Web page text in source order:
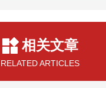
相关文章
RELATED ARTICLES